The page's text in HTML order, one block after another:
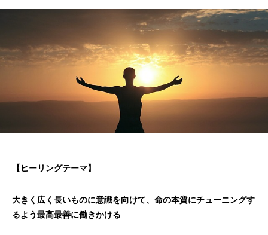
【ヒーリングテーマ】
大きく広く長いものに意識を向けて、命の本質にチューニングす
るよう最高最善に働きかける